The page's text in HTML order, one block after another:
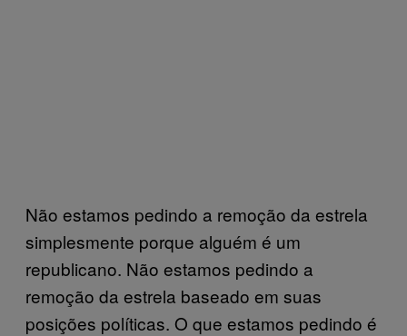
Não estamos pedindo a remoção da estrela
simplesmente porque alguém é um
republicano. Não estamos pedindo a
remoção da estrela baseado em suas
posições políticas. O que estamos pedindo é